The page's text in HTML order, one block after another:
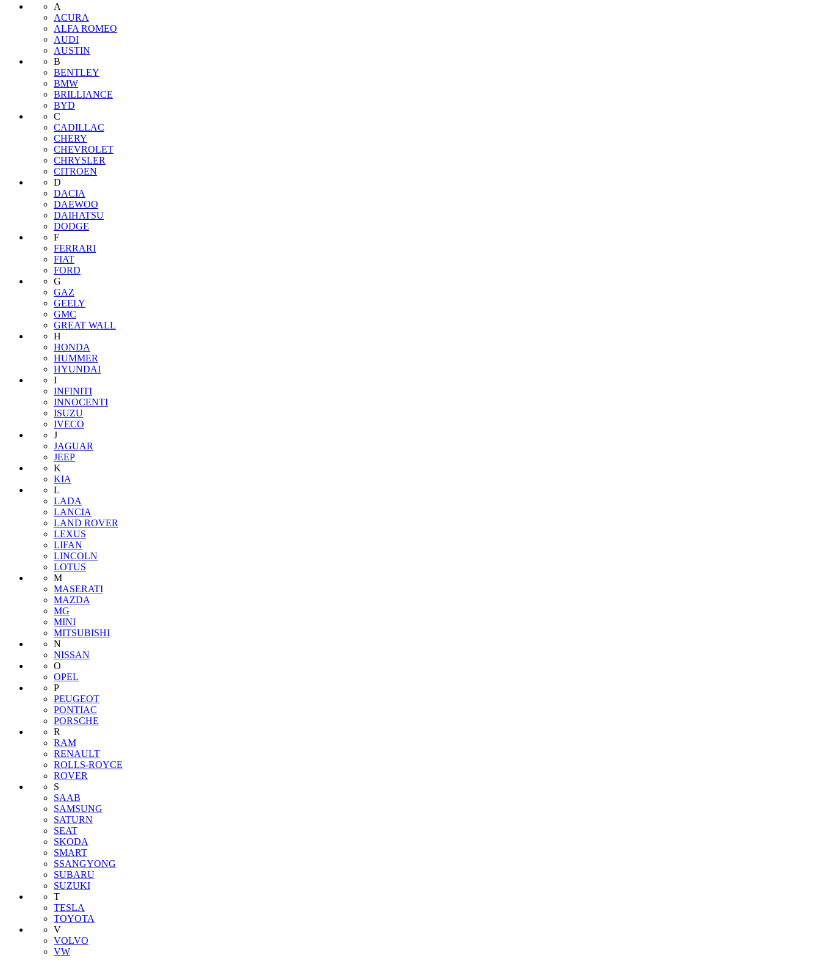
A
ACURA
ALFA ROMEO
AUDI
AUSTIN
B
BENTLEY
BMW
BRILLIANCE
BYD
C
CADILLAC
CHERY
CHEVROLET
CHRYSLER
CITROEN
D
DACIA
DAEWOO
DAIHATSU
DODGE
F
FERRARI
FIAT
FORD
G
GAZ
GEELY
GMC
GREAT WALL
H
HONDA
HUMMER
HYUNDAI
I
INFINITI
INNOCENTI
ISUZU
IVECO
J
JAGUAR
JEEP
K
KIA
L
LADA
LANCIA
LAND ROVER
LEXUS
LIFAN
LINCOLN
LOTUS
M
MASERATI
MAZDA
MG
MINI
MITSUBISHI
N
NISSAN
O
OPEL
P
PEUGEOT
PONTIAC
PORSCHE
R
RAM
RENAULT
ROLLS-ROYCE
ROVER
S
SAAB
SAMSUNG
SATURN
SEAT
SKODA
SMART
SSANGYONG
SUBARU
SUZUKI
T
TESLA
TOYOTA
V
VOLVO
VW